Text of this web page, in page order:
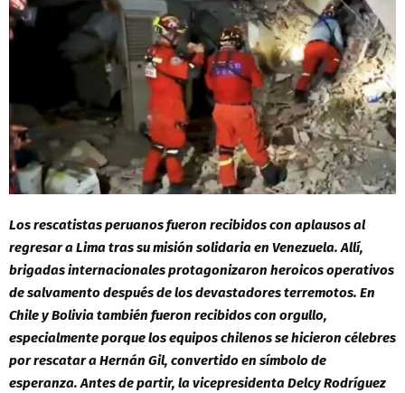
Los rescatistas peruanos fueron recibidos con aplausos al
regresar a Lima tras su misión solidaria en Venezuela. Allí,
brigadas internacionales protagonizaron heroicos operativos
de salvamento después de los devastadores terremotos. En
Chile y Bolivia también fueron recibidos con orgullo,
especialmente porque los equipos chilenos se hicieron célebres
por rescatar a Hernán Gil, convertido en símbolo de
esperanza. Antes de partir, la vicepresidenta Delcy Rodríguez